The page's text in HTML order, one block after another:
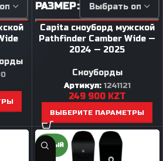
РАЗМЕР
Capita сноуборд мужской
Pathfinder Camber Wide —
2024 — 2025
Сноуборды
Артикул: 1241121
249 900 KZT
ВЫБЕРИТЕ ПАРАМЕТРЫ
НОВЫЙ